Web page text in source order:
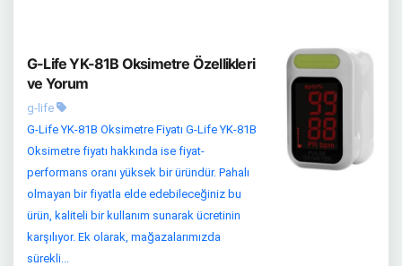
G-Life YK-81B Oksimetre Özellikleri
ve Yorum
g-life
G-Life YK-81B Oksimetre Fiyatı G-Life YK-81B
Oksimetre fiyatı hakkında ise fiyat-
performans oranı yüksek bir üründür. Pahalı
olmayan bir fiyatla elde edebileceğiniz bu
ürün, kaliteli bir kullanım sunarak ücretinin
karşılıyor. Ek olarak, mağazalarımızda
sürekli...